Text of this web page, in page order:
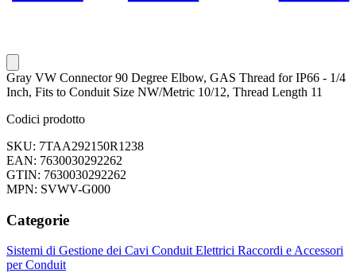
Gray VW Connector 90 Degree Elbow, GAS Thread for IP66 - 1/4
Inch, Fits to Conduit Size NW/Metric 10/12, Thread Length 11
Codici prodotto
SKU: 7TAA292150R1238
EAN: 7630030292262
GTIN: 7630030292262
MPN: SVWV-G000
Categorie
Sistemi di Gestione dei Cavi Conduit Elettrici Raccordi e Accessori
per Conduit